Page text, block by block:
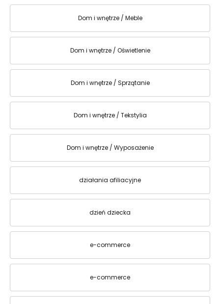
Dom i wnętrze / Meble
Dom i wnętrze / Oświetlenie
Dom i wnętrze / Sprzątanie
Dom i wnętrze / Tekstylia
Dom i wnętrze / Wyposażenie
działania afiliacyjne
dzień dziecka
e-commerce
e-commerce